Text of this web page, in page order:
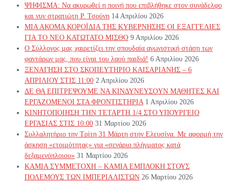
ΨΗΦΙΣΜΑ: Να ακυρωθεί η ποινή που επιβλήθηκε στον συνάδελφο
και νυν στρατιώτη Ρ. Τσούνη 14 Απριλίου 2026
ΜΙΑ ΑΚΟΜΑ ΚΟΡΟΪΔΙΑ ΤΗΣ ΚΥΒΕΡΝΗΣΗΣ ΟΙ ΕΞΑΓΓΕΛΙΕΣ
ΓΙΑ ΤΟ ΝΕΟ ΚΑΤΩΤΑΤΟ ΜΙΣΘΟ 9 Απριλίου 2026
Ο Σύλλογος μας χαιρετίζει την σπουδαία αγωνιστική στάση των
φαντάρων μας, που είναι του λαού παιδιά! 6 Απριλίου 2026
ΞΕΝΑΓΗΣΗ ΣΤΟ ΣΚΟΠΕΥΤΗΡΙΟ ΚΑΙΣΑΡΙΑΝΗΣ – 6
ΑΠΡΙΛΙΟΥ ΣΤΙΣ 11:00 2 Απριλίου 2026
ΔΕ ΘΑ ΕΠΙΤΡΕΨΟΥΜΕ ΝΑ ΚΙΝΔΥΝΕΥΣOYN ΜΑΘΗΤΕΣ ΚΑΙ
ΕΡΓΑΖΟΜΕΝΟΙ ΣΤΑ ΦΡΟΝΤΙΣΤΗΡΙΑ 1 Απριλίου 2026
ΚΙΝΗΤΟΠΟΙΗΣΗ ΤΗΝ ΤΕΤΑΡΤΗ 1/4 ΣΤΟ ΥΠΟΥΡΓΕΙΟ
ΕΡΓΑΣΙΑΣ ΣΤΙΣ 10:00 31 Μαρτίου 2026
Συλλαλητήριο την Τρίτη 31 Μάρτη στην Ελευσίνα. Με αφορμή την
άσκηση «ετοιμότητας» για «σενάριο πλήγματος κατά
δεξαμενόπλοιου» 31 Μαρτίου 2026
ΚΑΜΙΑ ΣΥΜΜΕΤΟΧΗ – ΚΑΜΙΑ ΕΜΠΛΟΚΗ ΣΤΟΥΣ
ΠΟΛΕΜΟΥΣ ΤΩΝ ΙΜΠΕΡΙΑΛΙΣΤΩΝ 26 Μαρτίου 2026